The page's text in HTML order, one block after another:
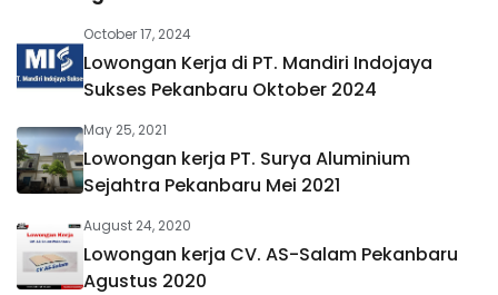
October 17, 2024
Lowongan Kerja di PT. Mandiri Indojaya
Sukses Pekanbaru Oktober 2024
May 25, 2021
Lowongan kerja PT. Surya Aluminium
Sejahtra Pekanbaru Mei 2021
August 24, 2020
Lowongan kerja CV. AS-Salam Pekanbaru
Agustus 2020